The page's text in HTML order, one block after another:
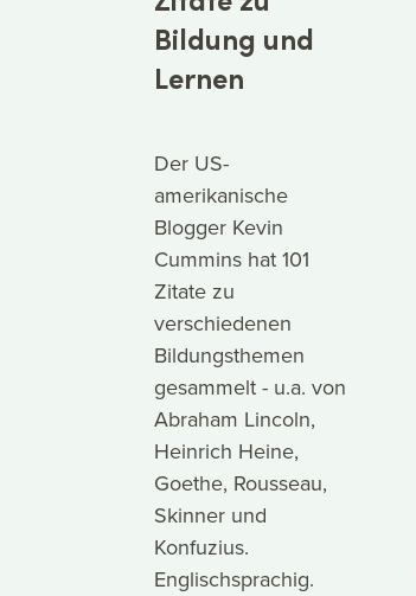
Bildung und
Lernen
Der US-
amerikanische
Blogger Kevin
Cummins hat 101
Zitate zu
verschiedenen
Bildungsthemen
gesammelt - u.a. von
Abraham Lincoln,
Heinrich Heine,
Goethe, Rousseau,
Skinner und
Konfuzius.
Englischsprachig.